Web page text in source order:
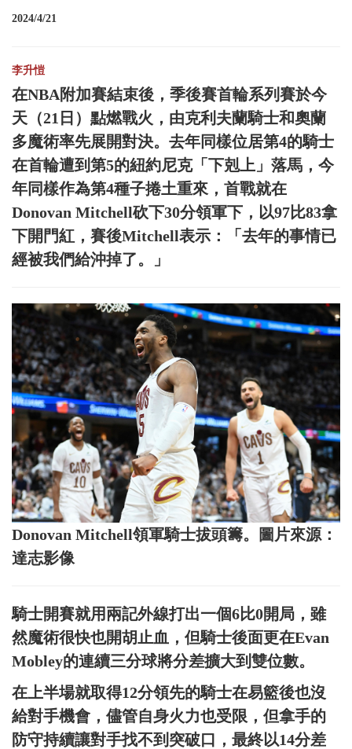
2024/4/21
李升愷
在NBA附加賽結束後，季後賽首輪系列賽於今
天（21日）點燃戰火，由克利夫蘭騎士和奧蘭
多魔術率先展開對決。去年同樣位居第4的騎士
在首輪遭到第5的紐約尼克「下剋上」落馬，今
年同樣作為第4種子捲土重來，首戰就在
Donovan Mitchell砍下30分領軍下，以97比83拿
下開門紅，賽後Mitchell表示：「去年的事情已
經被我們給沖掉了。」
Donovan Mitchell領軍騎士拔頭籌。圖片來源：
達志影像
騎士開賽就用兩記外線打出一個6比0開局，雖
然魔術很快也開胡止血，但騎士後面更在Evan
Mobley的連續三分球將分差擴大到雙位數。
在上半場就取得12分領先的騎士在易籃後也沒
給對手機會，儘管自身火力也受限，但拿手的
防守持續讓對手找不到突破口，最終以14分差